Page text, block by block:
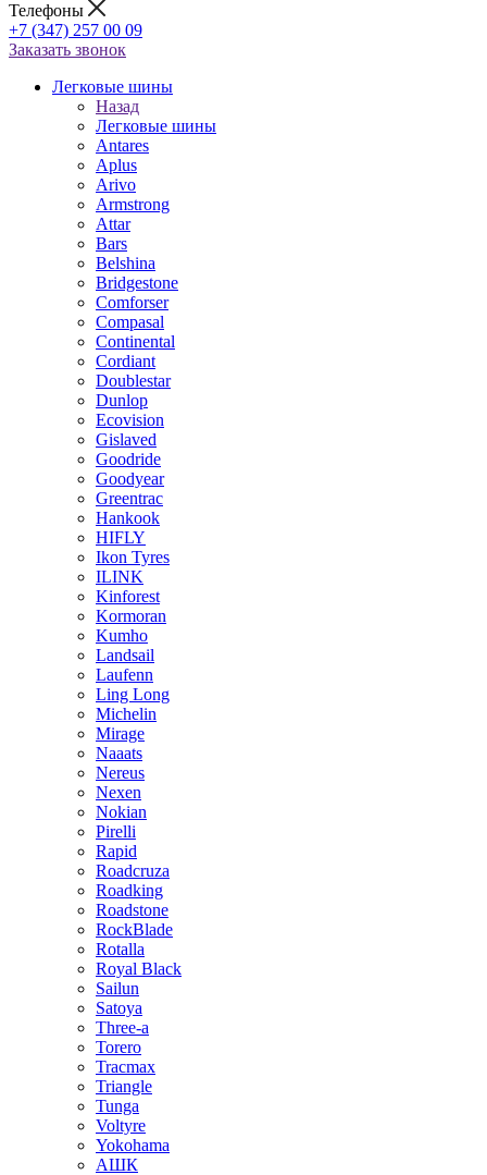
Телефоны
+7 (347) 257 00 09
Заказать звонок
Легковые шины
Назад
Легковые шины
Antares
Aplus
Arivo
Armstrong
Attar
Bars
Belshina
Bridgestone
Comforser
Compasal
Continental
Cordiant
Doublestar
Dunlop
Ecovision
Gislaved
Goodride
Goodyear
Greentrac
Hankook
HIFLY
Ikon Tyres
ILINK
Kinforest
Kormoran
Kumho
Landsail
Laufenn
Ling Long
Michelin
Mirage
Naaats
Nereus
Nexen
Nokian
Pirelli
Rapid
Roadcruza
Roadking
Roadstone
RockBlade
Rotalla
Royal Black
Sailun
Satoya
Three-a
Torero
Tracmax
Triangle
Tunga
Voltyre
Yokohama
АШК